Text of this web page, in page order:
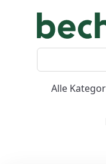
Alle